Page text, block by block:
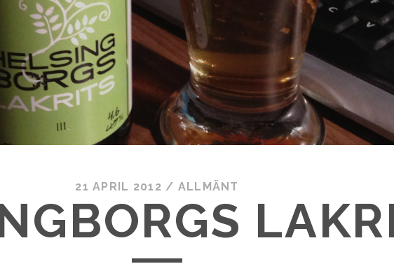
21 APRIL 2012 / ALLMÄNT